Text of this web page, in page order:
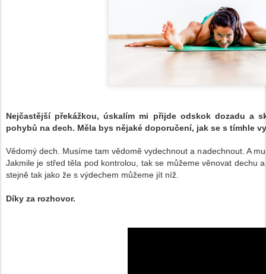
Nejčastějšípřekážkou, úskalím mi přijde odskok dozadu a
pohybů na dech. Měla bys nějaké doporučení, jak se s tímhle
Vědomý dech. Musíme tam vědomě vydechnout a nadechnout. A
Jakmile je střed těla pod kontrolou tak se můžeme věnovat dechu
stejně tak jako že s výdechem můžeme jít níž
Díky za rozhovor.